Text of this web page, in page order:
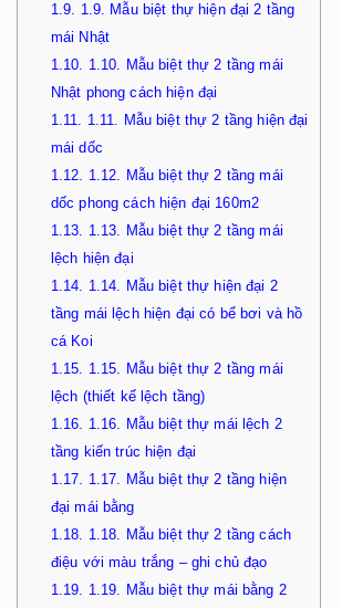
1.9. 1.9. Mẫu biệt thự hiện đại 2 tầng
mái Nhật
1.10. 1.10. Mẫu biệt thự 2 tầng mái
Nhật phong cách hiện đại
1.11. 1.11. Mẫu biệt thự 2 tầng hiện đại
mái dốc
1.12. 1.12. Mẫu biệt thự 2 tầng mái
dốc phong cách hiện đại 160m2
1.13. 1.13. Mẫu biệt thự 2 tầng mái
lệch hiện đại
1.14. 1.14. Mẫu biệt thự hiện đại 2
tầng mái lệch hiện đại có bể bơi và hồ
cá Koi
1.15. 1.15. Mẫu biệt thự 2 tầng mái
lệch (thiết kế lệch tầng)
1.16. 1.16. Mẫu biệt thự mái lệch 2
tầng kiến trúc hiện đại
1.17. 1.17. Mẫu biệt thự 2 tầng hiện
đại mái bằng
1.18. 1.18. Mẫu biệt thự 2 tầng cách
điệu với màu trắng – ghi chủ đạo
1.19. 1.19. Mẫu biệt thự mái bằng 2